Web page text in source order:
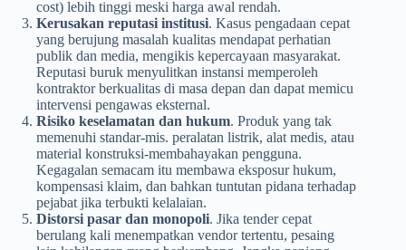
cost) lebih tinggi meski harga awal rendah.
Kerusakan reputasi institusi. Kasus pengadaan cepat
yang berujung masalah kualitas mendapat perhatian
publik dan media, mengikis kepercayaan masyarakat.
Reputasi buruk menyulitkan instansi memperoleh
kontraktor berkualitas di masa depan dan dapat memicu
intervensi pengawas eksternal.
Risiko keselamatan dan hukum. Produk yang tak
memenuhi standar-mis. peralatan listrik, alat medis, atau
material konstruksi-membahayakan pengguna.
Kegagalan semacam itu membawa eksposur hukum,
kompensasi klaim, dan bahkan tuntutan pidana terhadap
pejabat jika terbukti kelalaian.
Distorsi pasar dan monopoli. Jika tender cepat
berulang kali menempatkan vendor tertentu, pesaing